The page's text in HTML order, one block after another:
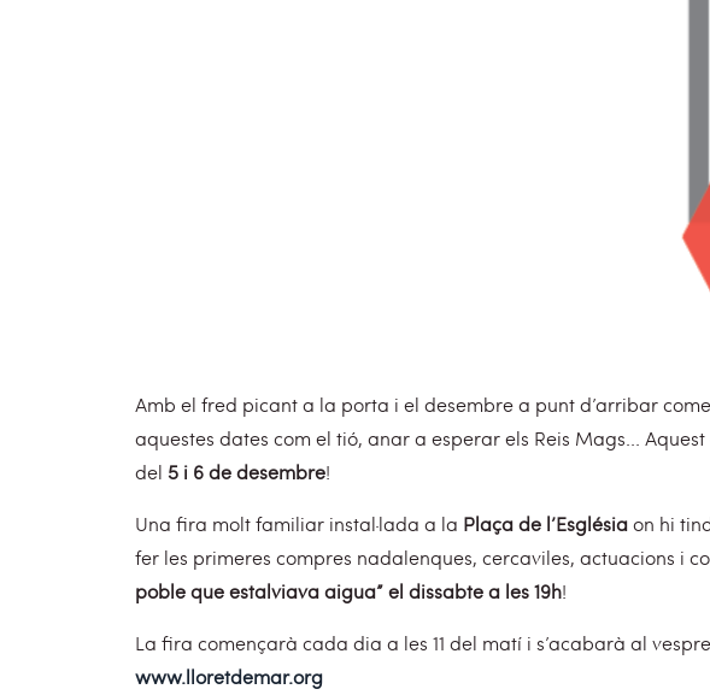
Amb el fred picant a la porta i el desembre a punt d’arribar
aquestes dates com el tió, anar a esperar els Reis Mags...
del 5 i 6 de desembre!
Una fira molt familiar instal·lada a la Plaça de l’Esglésiaon hi
fer les primeres compres nadalenques, cercaviles, actuacions i
poble que estalviava aigua” el dissabte a les 19h!
La fira començarà cada dia a les 11 del matí i s’acabarà al
www.lloretdemar.org